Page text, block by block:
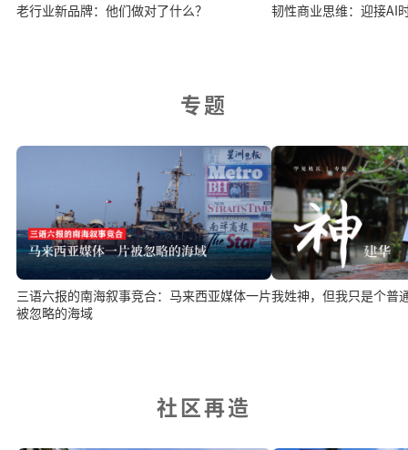
老行业新品牌：他们做对了什么？ 韧性商业思维：迎接AI
专题
三语六报的南海叙事竞合：马来西亚媒体一片
被忽略的海域
我姓神，但我只是个普
社区再造